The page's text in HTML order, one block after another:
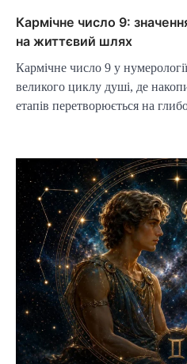
Кармічне число 9:
на життєвий шлях
Кармічне число 9 у
великого циклу душі, де
етапів перетворюється на